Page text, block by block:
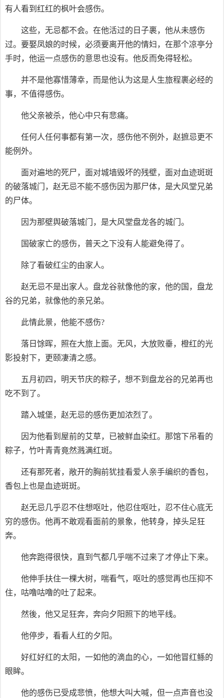
有人看到红红的枫叶会感伤。
这些，无忌都不会。在他活过的日子裹，他从未感伤
过。要娶凤娘的时候，必须要离开他的情妇，在那个凉亭分
手时，他运一点感伤的意思也没有。他反而免得轻松。
并不是他寡惜薄幸，而是他认为这是人生旅程裹必经的
事，不值得感伤。
他父亲被杀，他心中只有悲痛。
任何人任何事都有第一次，感伤他不例外，赵摭忌更不
能例外。
面对遍地的死尸，面对城墙毁坏的残壁，面对血迹斑斑
的破落城门，赵无忌不能不感伤因为那尸体，是大风堂兄弟
的尸体。
因为那壁舆破落城门，是大风堂盘龙各的城门。
国破家亡的感伤，普天之下没有人能避免得了。
除了看破红尘的由家人。
赵无忌不是出家人。盘龙谷就像他的家，他的国，盘龙
谷的兄弟，就像他的亲兄弟。
此情此景，他能不感伤?
落日馀晖，照在大旅上面。无风，大放败垂，橙红的光
影投射下，更颐凄清之感。
五月初四，明天节庆的粽子，想不到盘龙谷的兄弟再也
吃不到了。
踏入城堡，赵无忌的感伤更加浓烈了。
因为他看到屋前的艾草，已被鲜血染红。那馆下吊看的
粽子，竹叶青青竟然溅满红斑。
还有那死者，敞开的胸前犹挂看爱人亲手编织的香包，
香包上也是血迹斑斑。
赵无忌几乎忍不住想呕吐，他忍住呕吐，忍不住心底无
穷的感伤。他再不敢观看面前的景象，他转身，掉头足狂
奔。
他奔跑得很快，直到气都几乎喘不过来了才停止下来。
他伸手扶住一棵大树，喘看气，呕吐的感觉再也压抑不
住，咕噜咕噜的吐了起来。
然後，他又足狂奔，奔向夕阳照下的地平线。
他停步，看看人红的夕阳。
好红好红的太阳，一如他的滴血的心，一如他冒红鲧的
眼眸。
他的感伤已受成悲愤，他想大叫大喊，但一点声音也没